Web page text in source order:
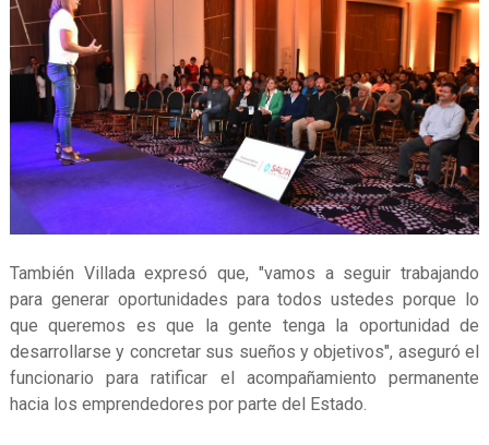
También Villada expresó que, "vamos a seguir trabajando
para generar oportunidades para todos ustedes porque lo
que queremos es que la gente tenga la oportunidad de
desarrollarse y concretar sus sueños y objetivos", aseguró el
funcionario para ratificar el acompañamiento permanente
hacia los emprendedores por parte del Estado.